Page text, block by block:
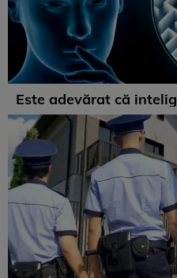
Este adevărat că